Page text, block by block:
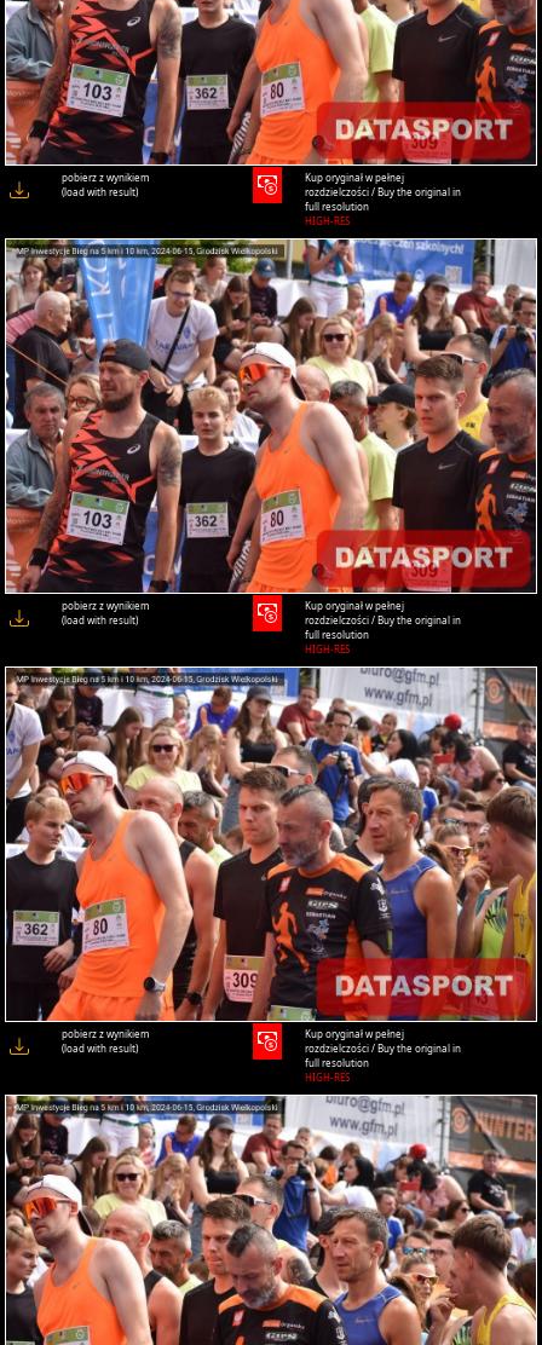
pobierz z wynikiem
(load with result)
Kup oryginał w pełnej
rozdzielczości / Buy the original in
full resolution
HIGH-RES
pobierz z wynikiem
(load with result)
Kup oryginał w pełnej
rozdzielczości / Buy the original in
full resolution
HIGH-RES
pobierz z wynikiem
(load with result)
Kup oryginał w pełnej
rozdzielczości / Buy the original in
full resolution
HIGH-RES